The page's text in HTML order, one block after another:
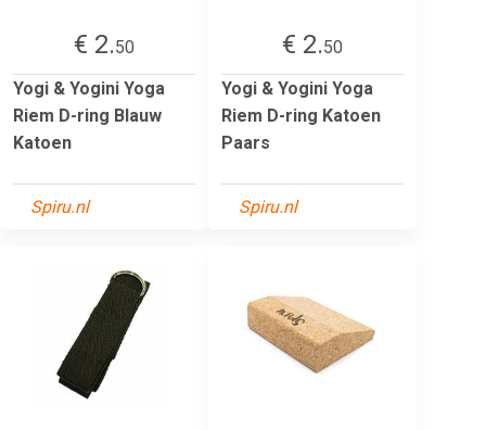
€ 2.50
Yogi & Yogini Yoga
Riem D-ring Blauw
Katoen
Spiru.nl
€ 2.50
Yogi & Yogini Yoga
Riem D-ring Katoen
Paars
Spiru.nl